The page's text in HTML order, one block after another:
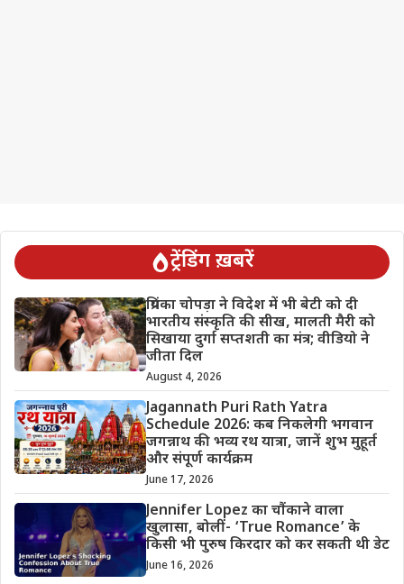
ट्रेंडिंग ख़बरें
प्रियंका चोपड़ा ने विदेश में भी बेटी को दी
भारतीय संस्कृति की सीख, मालती मैरी को
सिखाया दुर्गा सप्तशती का मंत्र; वीडियो ने
जीता दिल
August 4, 2026
Jagannath Puri Rath Yatra
Schedule 2026: कब निकलेगी भगवान
जगन्नाथ की भव्य रथ यात्रा, जानें शुभ मुहूर्त
और संपूर्ण कार्यक्रम
June 17, 2026
Jennifer Lopez का चौंकाने वाला
खुलासा, बोलीं- ‘True Romance’ के
किसी भी पुरुष किरदार को कर सकती थी डेट
June 16, 2026